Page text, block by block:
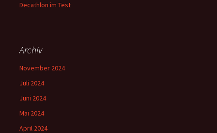
Decathlon im Test
Archiv
November 2024
Juli 2024
Juni 2024
Mai 2024
April 2024